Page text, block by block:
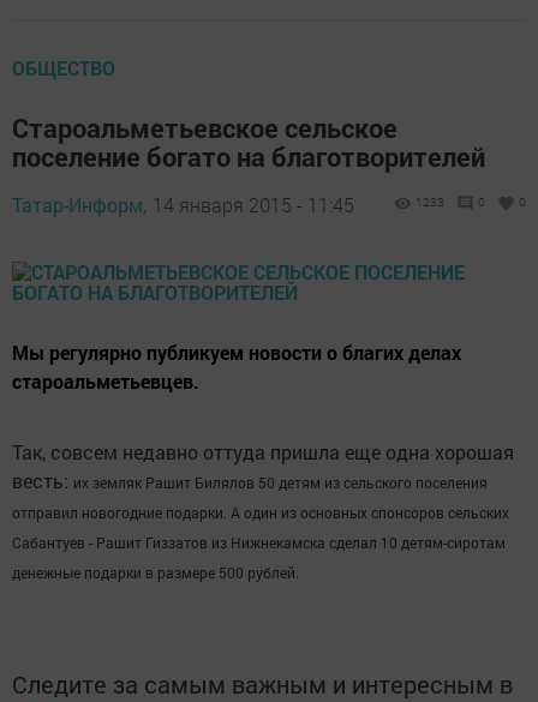
ОБЩЕСТВО
Староальметьевское сельское
поселение богато на благотворителей
Татар-Информ, 14 января 2015 - 11:45 1233 0 0
Мы регулярно публикуем новости о благих делах
староальметьевцев.
Так, совсем недавно оттуда пришла еще одна хорошая
весть: их земляк Рашит Билялов 50 детям из сельского поселения
отправил новогодние подарки. А один из основных спонсоров сельских
Сабантуев - Рашит Гиззатов из Нижнекамска сделал 10 детям-сиротам
денежные подарки в размере 500 рублей.
Следите за самым важным и интересным в